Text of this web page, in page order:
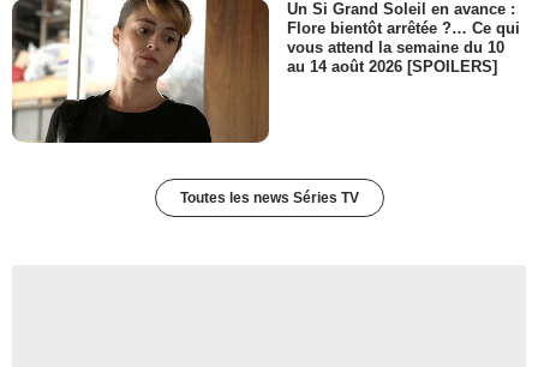
Un Si Grand Soleil en avance :
Flore bientôt arrêtée ?… Ce qui
vous attend la semaine du 10
au 14 août 2026 [SPOILERS]
Toutes les news Séries TV